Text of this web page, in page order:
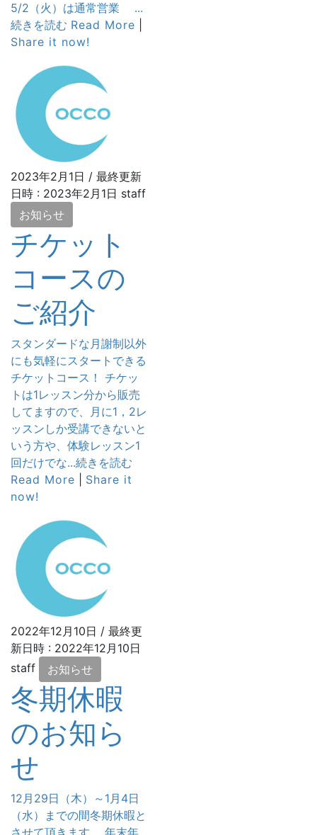
5/2（火）は通常営業 ...
続きを読む Read More
Share it now!
2023年2月1日 / 最終更新
日時 : 2023年2月1日 staff
お知らせ
チケット
コースの
ご紹介
スタンダードな月謝制以外
にも気軽にスタートできる
チケットコース！ チケッ
トは1レッスン分から販売
してますので、月に1，2レ
ッスンしか受講できないと
いう方や、体験レッスン1
回だけでな...続きを読む
Read More
Share it
now!
2022年12月10日 / 最終更
新日時 : 2022年12月10日
staff
お知らせ
冬期休暇
のお知ら
せ
12月29日（木）～1月4日
（水）までの間冬期休暇と
させて頂きます。 年末年